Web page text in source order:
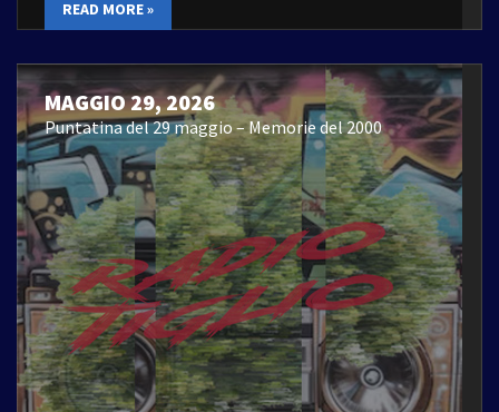
READ MORE »
MAGGIO 29, 2026
Puntatina del 29 maggio – Memorie del 2000